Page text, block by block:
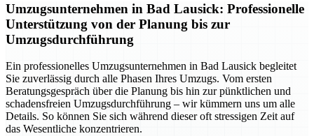
Umzugsunternehmen in Bad Lausick: Professionelle
Unterstützung von der Planung bis zur
Umzugsdurchführung
Ein professionelles Umzugsunternehmen in Bad Lausick begleitet
Sie zuverlässig durch alle Phasen Ihres Umzugs. Vom ersten
Beratungsgespräch über die Planung bis hin zur pünktlichen und
schadensfreien Umzugsdurchführung – wir kümmern uns um alle
Details. So können Sie sich während dieser oft stressigen Zeit auf
das Wesentliche konzentrieren.